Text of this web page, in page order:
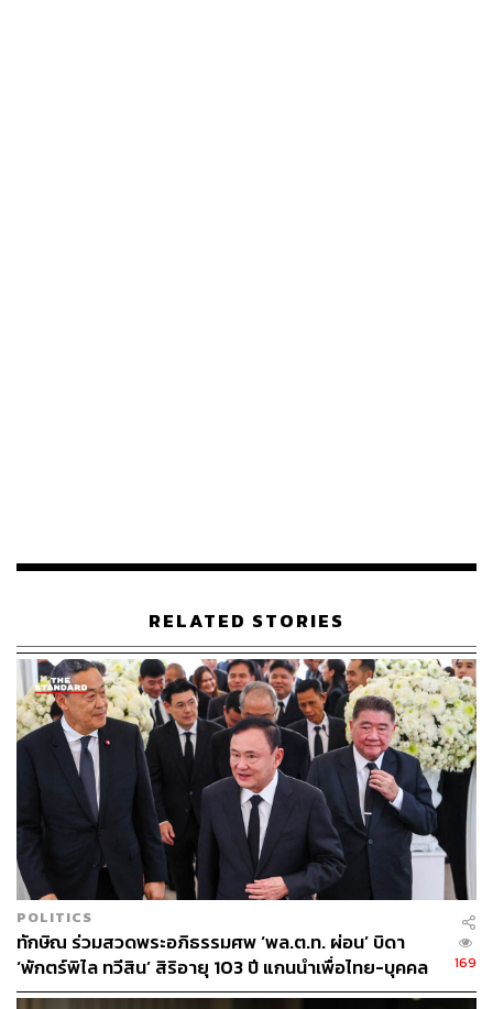
RELATED STORIES
POLITICS
ทักษิณ ร่วมสวดพระอภิธรรมศพ ‘พล.ต.ท. ผ่อน’ บิดา
‘พักตร์พิไล ทวีสิน’ สิริอายุ 103 ปี แกนนำเพื่อไทย-บุคคล
หลากวงการร่วมอาลัย
169